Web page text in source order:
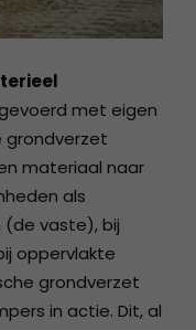
met eigen
grondverzet
materiaal naar
als
vaste), bij
oppervlakte
grondverzet
in actie. Dit, al